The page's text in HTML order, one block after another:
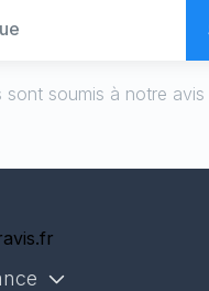
soumis à notre avis